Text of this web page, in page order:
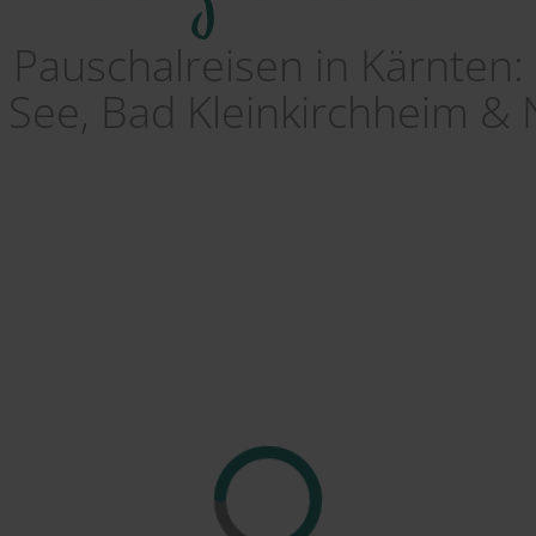
Pauschalreisen in Kärnten:
Bad Kleinkirchheim &